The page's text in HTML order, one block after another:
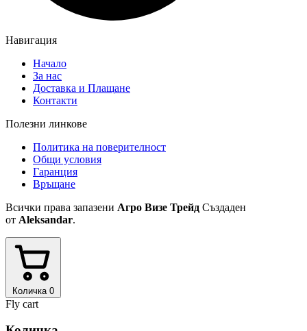
Навигация
Начало
За нас
Доставка и Плащане
Контакти
Полезни линкове
Политика на поверителност
Общи условия
Гаранция
Връщане
Всички права запазени Агро Визе Трейд Създаден
от Aleksandar.
Количка 0
Fly cart